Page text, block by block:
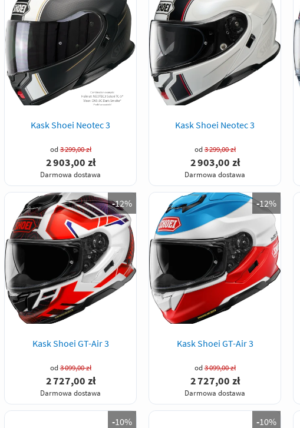
Kask Shoei Neotec 3
od3 299,00 zł
2 903,00 zł
Darmowa dostawa
Kask Shoei Neotec 3
od3 299,00 zł
2 903,00 zł
Darmowa dostawa
-12%
Kask Shoei GT-Air 3
od3 099,00 zł
2 727,00 zł
Darmowa dostawa
-12%
Kask Shoei GT-Air 3
od3 099,00 zł
2 727,00 zł
Darmowa dostawa
-10% -10%